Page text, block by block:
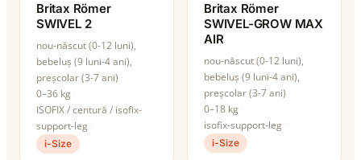
Britax Römer
SWIVEL 2
nou-născut (0-12 luni),
bebeluș (9 luni-4 ani),
preșcolar (3-7 ani)
0–36 kg
ISOFIX / centură / isofix-
support-leg
i-Size
Britax Römer
SWIVEL-GROW MAX
AIR
nou-născut (0-12 luni),
bebeluș (9 luni-4 ani),
preșcolar (3-7 ani)
0–18 kg
isofix-support-leg
i-Size